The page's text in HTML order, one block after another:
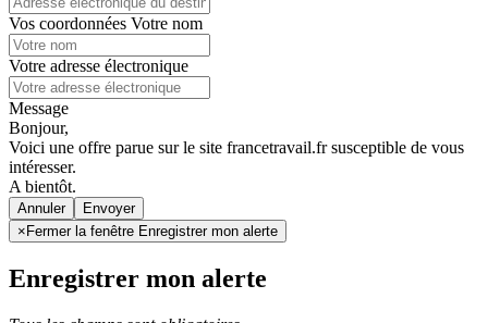
Vos coordonnées Votre nom
Votre adresse électronique
Message
Bonjour,
Voici une offre parue sur le site francetravail.fr susceptible de vous
intéresser.
A bientôt.
Annuler
× Fermer la fenêtre Enregistrer mon alerte
Enregistrer mon alerte